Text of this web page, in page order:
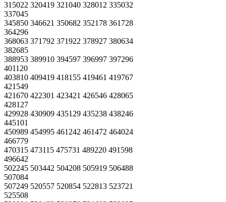
315022 320419 321040 328012 335032
337045
345850 346621 350682 352178 361728
364296
368063 371792 371922 378927 380634
382685
388953 389910 394597 396997 397296
401120
403810 409419 418155 419461 419767
421549
421670 422301 423421 426546 428065
428127
429928 430909 435129 435238 438246
445101
450989 454995 461242 461472 464024
466779
470315 473115 475731 489220 491598
496642
502245 503442 504208 505919 506488
507084
507249 520557 520854 522813 523721
525508